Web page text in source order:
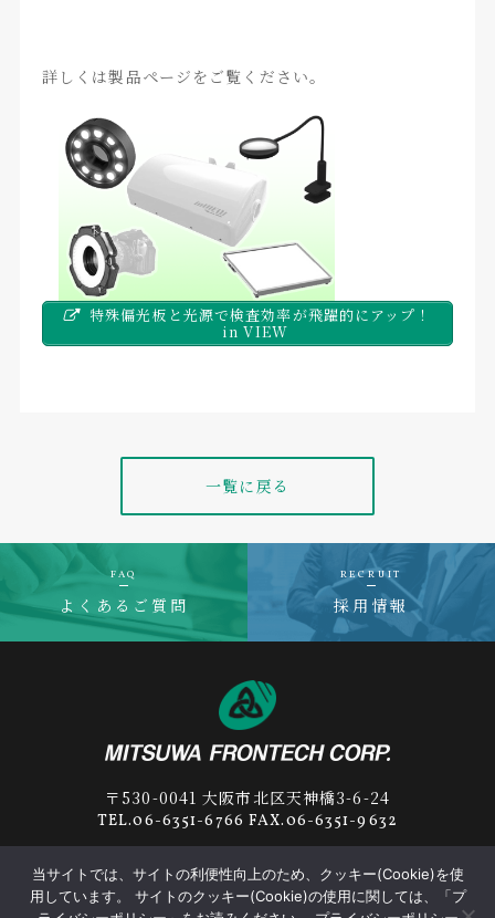
詳しくは製品ページをご覧ください。
特殊偏光板と光源で検査効率が飛躍的にアップ！
in VIEW
一覧に戻る
FAQ
よくあるご質問
RECRUIT
採用情報
〒530-0041 大阪市北区天神橋3-6-24
TEL.06-6351-6766 FAX.06-6351-9632
当サイトでは、サイトの利便性向上のため、クッキー(Cookie)を使
用しています。 サイトのクッキー(Cookie)の使用に関しては、「プ